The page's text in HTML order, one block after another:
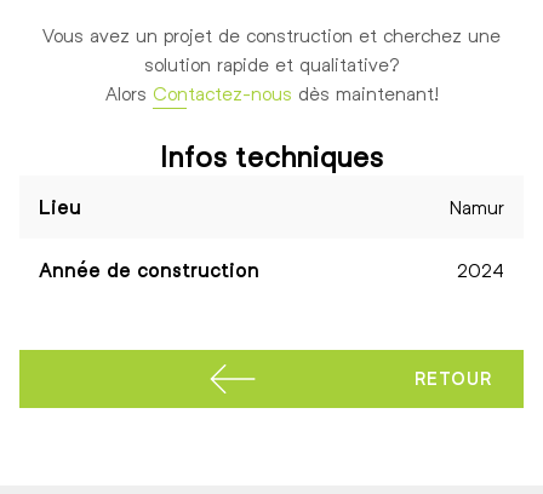
Vous avez un projet de construction et cherchez une
solution rapide et qualitative?
Alors Contactez-nous dès maintenant!
Infos techniques
Lieu Namur
Année de construction 2024
RETOURAUX